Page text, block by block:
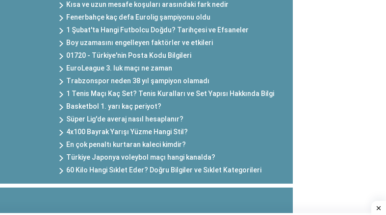
Kısa ve uzun mesafe koşuları arasındaki fark nedir
Fenerbahçe kaç defa Eurolig şampiyonu oldu
1 Şubat'ta Hangi Futbolcu Doğdu? Tarihçesi ve Efsaneler
Boy uzamasını engelleyen faktörler ve etkileri
01720 - Türkiye'nin Posta Kodu Bilgileri
EuroLeague 3. luk maçı ne zaman
Trabzonspor neden 38 yıl şampiyon olamadı
1 Tenis Maçı Kaç Set? Tenis Kuralları ve Set Yapısı Hakkında Bilgi
Basketbol 1. yarı kaç periyot?
Süper Lig'de averaj nasıl hesaplanır?
4x100 Bayrak Yarışı Yüzme Hangi Stil?
En çok penaltı kurtaran kaleci kimdir?
Türkiye Japonya voleybol maçı hangi kanalda?
60 Kilo Hangi Sıklet Eder? Doğru Bilgiler ve Sıklet Kategorileri